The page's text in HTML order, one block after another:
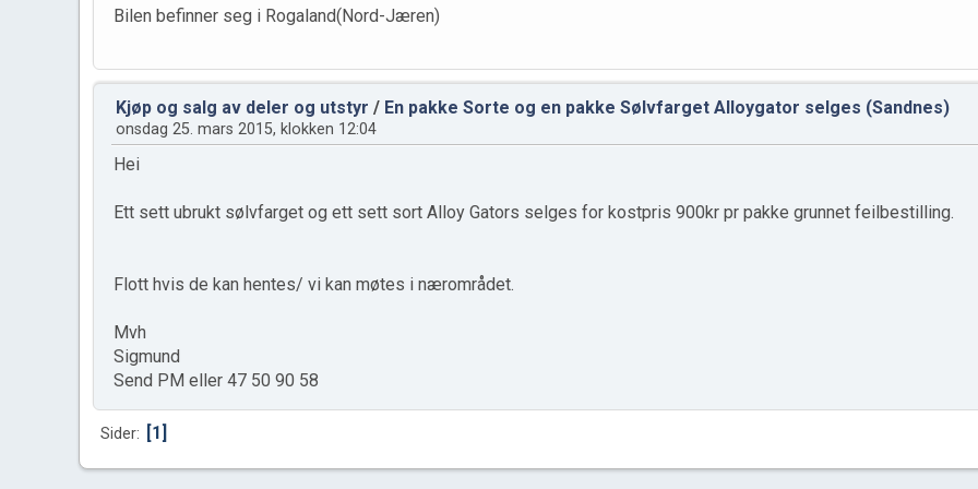
Bilen befinner seg i Rogaland(Nord-Jæren)
Kjøp og salg av deler og utstyr / En pakke Sorte og en pakke Sølvfarget Alloygator selges (Sandnes)
onsdag 25. mars 2015, klokken 12:04
Hei
Ett sett ubrukt sølvfarget og ett sett sort Alloy Gators selges for kostpris 900kr pr pakke grunnet feilbestilling.
Flott hvis de kan hentes/ vi kan møtes i nærområdet.
Mvh
Sigmund
Send PM eller 47 50 90 58
Sider 1